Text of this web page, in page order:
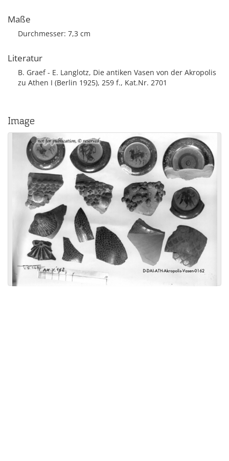
Maße
Durchmesser: 7,3 cm
Literatur
B. Graef - E. Langlotz, Die antiken Vasen von der Akropolis
zu Athen I (Berlin 1925), 259 f., Kat.Nr. 2701
Image